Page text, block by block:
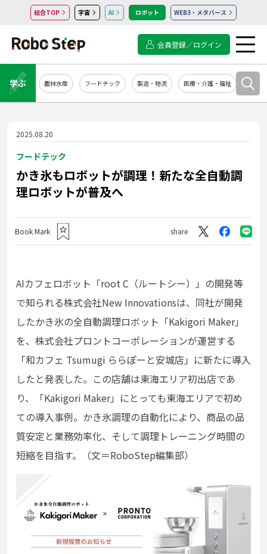
総合TOP 宇宙 AI ロボット WEB3・メタバース
会員登録／ログイン
学ぶ 農林水産 フードテック 製造・物流 医療・介護・福祉 シス
2025.08.20
フードテック
かき氷もロボットが調理！新たな全自動調
理ロボットが普及へ
Book Mark share
AIカフェロボット「root C（ルートシー）」の開発等
で知られる株式会社New Innovationsは、同社が開発
したかき氷の全自動調理ロボット「Kakigori Maker」
を、株式会社プロントコーポレーションが運営する
「和カフェ Tsumugi ららぽーと安城店」に新たに導入
したと発表した。この店舗は東海エリア初出店であ
り、「Kakigori Maker」にとっても東海エリアで初め
ての導入事例。 かき氷調理の自動化により、商品の品
質安定と業務効率化、そして調理トレーニング時間の
短縮を目指す。（文＝RoboStep編集部）